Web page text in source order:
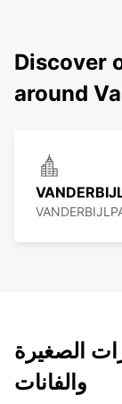
Discover
around
الصغيرة
والفانات